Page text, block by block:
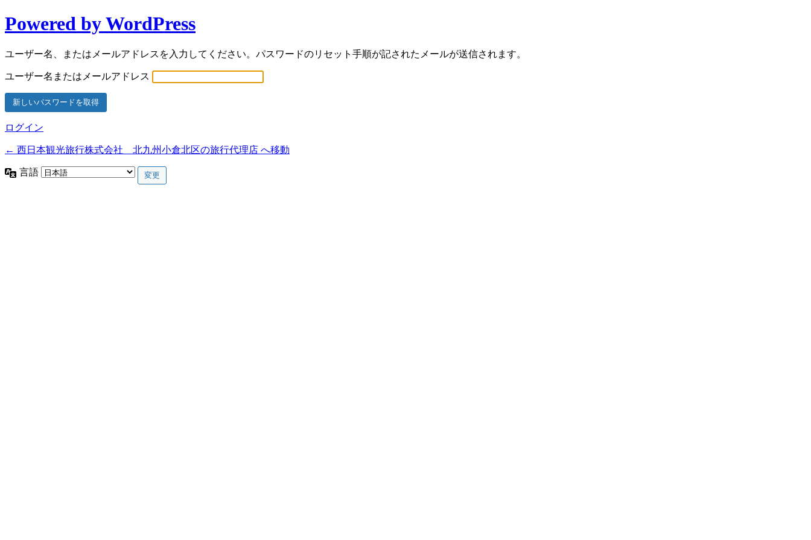
Powered by WordPress
ユーザー名、またはメールアドレスを入力してください。パスワードのリセット手順が記されたメールが送信されます。
ユーザー名またはメールアドレス
ログイン
← 西日本観光旅行株式会社 北九州小倉北区の旅行代理店 へ移動
言語